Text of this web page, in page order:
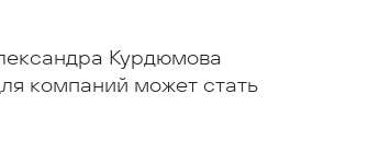
Курдюмова
компаний может стать